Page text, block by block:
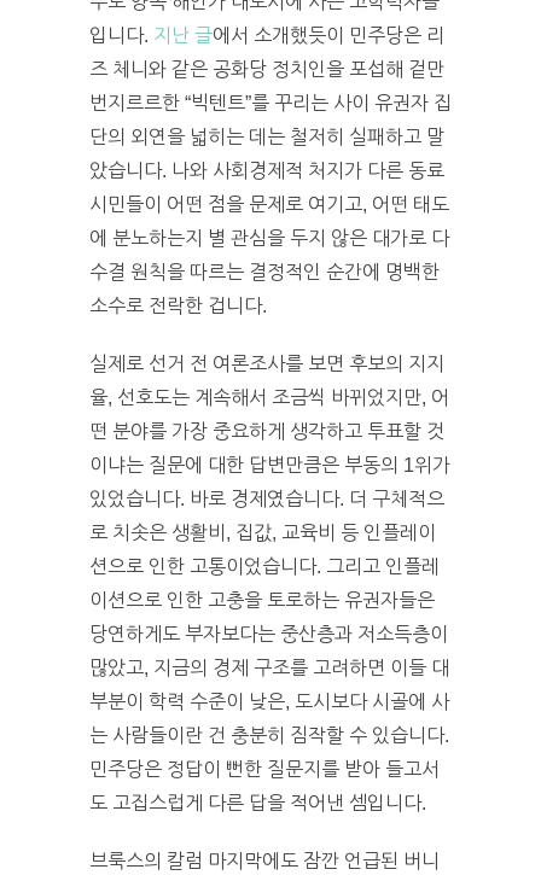
입니다. 지난 글에서 소개했듯이 민주당은 리
즈 체니와 같은 공화당 정치인을 포섭해 겉만
번지르르한 “빅텐트”를 꾸리는 사이 유권자 집
단의 외연을 넓히는 데는 철저히 실패하고 말
았습니다. 나와 사회경제적 처지가 다른 동료
시민들이 어떤 점을 문제로 여기고, 어떤 태도
에 분노하는지 별 관심을 두지 않은 대가로 다
수결 원칙을 따르는 결정적인 순간에 명백한
소수로 전락한 겁니다.
실제로 선거 전 여론조사를 보면 후보의 지지
율, 선호도는 계속해서 조금씩 바뀌었지만, 어
떤 분야를 가장 중요하게 생각하고 투표할 것
이냐는 질문에 대한 답변만큼은 부동의 1위가
있었습니다. 바로 경제였습니다. 더 구체적으
로 치솟은 생활비, 집값, 교육비 등 인플레이
션으로 인한 고통이었습니다. 그리고 인플레
이션으로 인한 고충을 토로하는 유권자들은
당연하게도 부자보다는 중산층과 저소득층이
많았고, 지금의 경제 구조를 고려하면 이들 대
부분이 학력 수준이 낮은, 도시보다 시골에 사
는 사람들이란 건 충분히 짐작할 수 있습니다.
민주당은 정답이 뻔한 질문지를 받아 들고서
도 고집스럽게 다른 답을 적어낸 셈입니다.
브룩스의 칼럼 마지막에도 잠깐 언급된 버니